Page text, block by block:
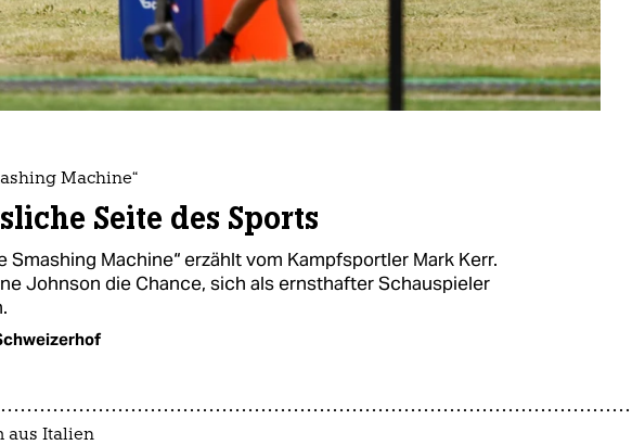
Machine“
Seite des Sports
Smashing Machine“ erzählt vom Kampfsportler Mark Kerr.
Johnson die Chance, sich als ernsthafter Schauspieler
aus Italien